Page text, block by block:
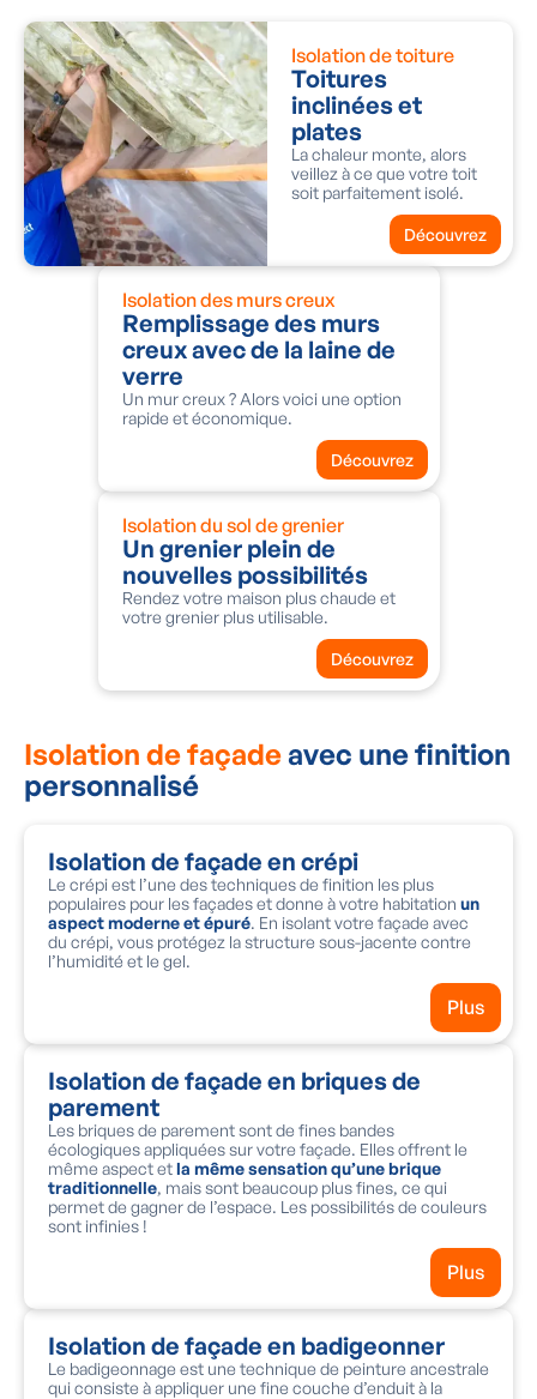
Isolation de toiture
Toitures
inclinées et
plates
La chaleur monte, alors
veillez à ce que votre toit
soit parfaitement isolé.
Découvrez
Isolation des murs creux
Remplissage des murs
creux avec de la laine de
verre
Un mur creux ? Alors voici une option
rapide et économique.
Découvrez
Isolation du sol de grenier
Un grenier plein de
nouvelles possibilités
Rendez votre maison plus chaude et
votre grenier plus utilisable.
Découvrez
Isolation de façadeavec une finition
personnalisé
Isolation de façade en crépi
Le crépi est l’une des techniques de finition les plus
populaires pour les façades et donne à votre habitation un
aspect moderne et épuré. En isolant votre façade avec
du crépi, vous protégez la structure sous-jacente contre
l’humidité et le gel.
Plus
Isolation de façade en briques de
parement
Les briques de parement sont de fines bandes
écologiques appliquées sur votre façade. Elles offrent le
même aspect etla même sensation qu’une brique
traditionnelle, mais sont beaucoup plus fines, ce qui
permet de gagner de l’espace. Les possibilités de couleurs
sont infinies !
Plus
Isolation de façade en badigeonner
Le badigeonnage est une technique de peinture ancestrale
qui consiste à appliquer une fine couche d’enduit à la